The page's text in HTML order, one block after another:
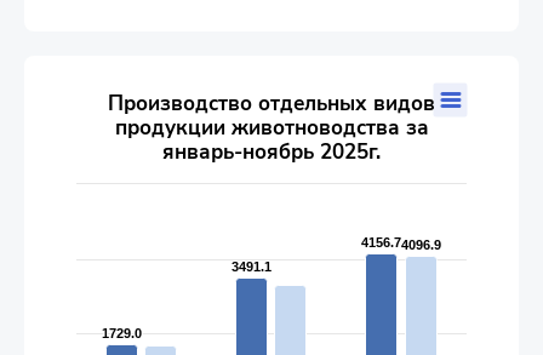
Производство отдельных видов продукции
Bar chart with 2 data series.
The chart has 1 X axis displaying categories.
The chart has 1 Y axis displaying values. Data ranges from
Производство отдельных видов
продукции животноводства за
январь-ноябрь 2025г.
1729.0
1729.0
3491.1
3491.1
4156.7
4156.74096.9
4096.9